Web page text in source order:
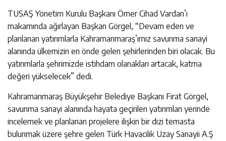
TUSAŞ Yönetim Kurulu Başkanı Ömer Cihad Vardan’ı
makamında ağırlayan Başkan Görgel, “Devam eden ve
planlanan yatırımlarla Kahramanmaraş’ımız savunma sanayi
alanında ülkemizin en önde gelen şehirlerinden biri olacak. Bu
yatırımlarla şehrimizde istihdam olanakları artacak, katma
değeri yükselecek” dedi.
Kahramanmaraş Büyükşehir Belediye Başkanı Fırat Görgel,
savunma sanayi alanında hayata geçirilen yatırımları yerinde
incelemek ve planlanan projelere ilişkin bir dizi temasta
bulunmak üzere şehre gelen Türk Havacılık Uzay Sanayii A.Ş